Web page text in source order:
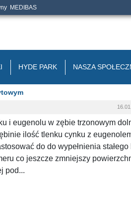
MEDIBAS
HYDE PARK NASZA
i eugenolu w zębie trzonowym
ilość tlenku cynku z
do do wypełnienia stałego
co jeszcze zmniejszy
pod...